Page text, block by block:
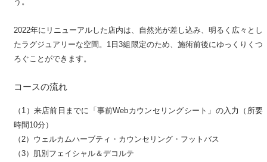
2022年にリニューアルした店内は、自然光が差し込み、明るく広々とし
たラグジュアリーな空間。1日3組限定のため、施術前後にゆっくりくつ
ろぐことができます。
コースの流れ
（1）来店前日までに「事前Webカウンセリングシート」の入力（所要
時間10分）
（2）ウェルカムハーブティ・カウンセリング・フットバス
（3）肌別フェイシャル＆デコルテ